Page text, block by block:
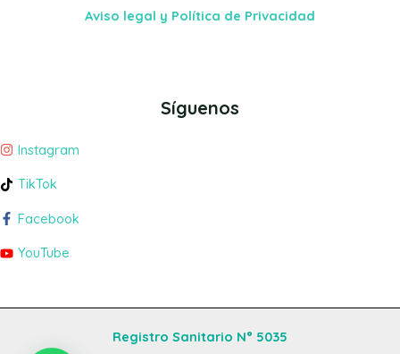
Aviso legal y Política de Privacidad
Síguenos
Instagram
TikTok
Facebook
YouTube
Registro Sanitario N° 5035